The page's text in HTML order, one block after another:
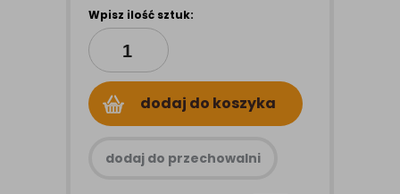
Wpisz ilość sztuk:
dodaj do koszyka
dodaj do przechowalni